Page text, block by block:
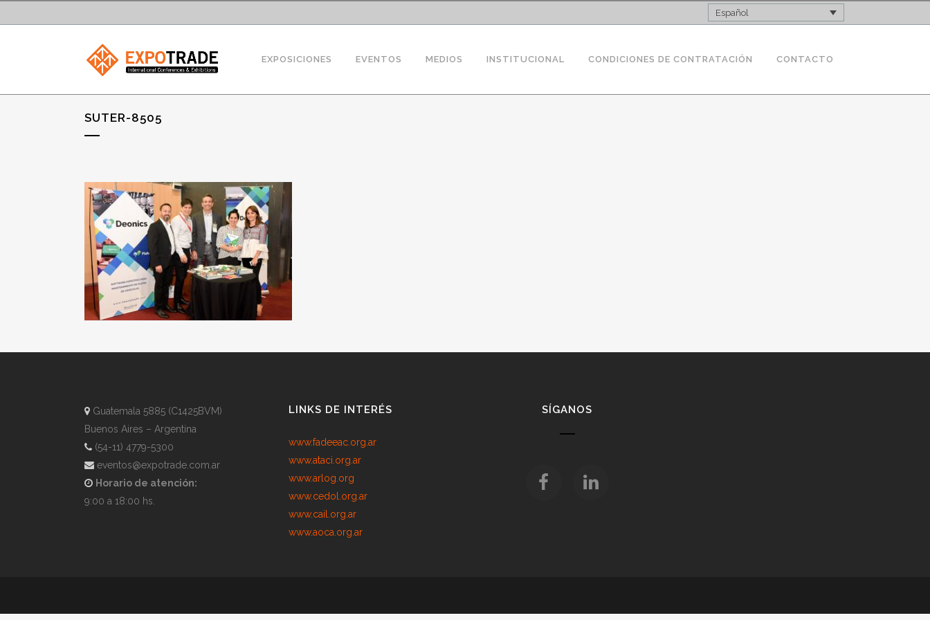
Español
EXPOSICIONES EVENTOS MEDIOS INSTITUCIONAL CONDICIONES DE CONTRATACIÓN CONTACTO
SUTER-8505
Guatemala 5885 (C1425BVM)
Buenos Aires – Argentina
(54-11) 4779-5300
eventos@expotrade.com.ar
Horario de atención:
9:00 a 18:00 hs.
LINKS DE INTERÉS
www.fadeeac.org.ar
www.ataci.org.ar
www.arlog.org
www.cedol.org.ar
www.cail.org.ar
www.aoca.org.ar
SÍGANOS